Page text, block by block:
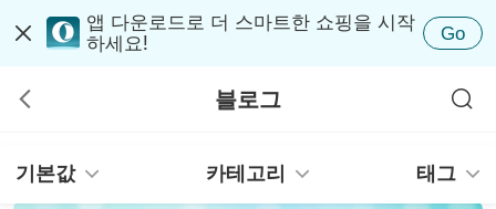
앱 다운로드로 더 스마트한 쇼핑을 시작
하세요!
Go
블로그
기본값 카테고리 태그